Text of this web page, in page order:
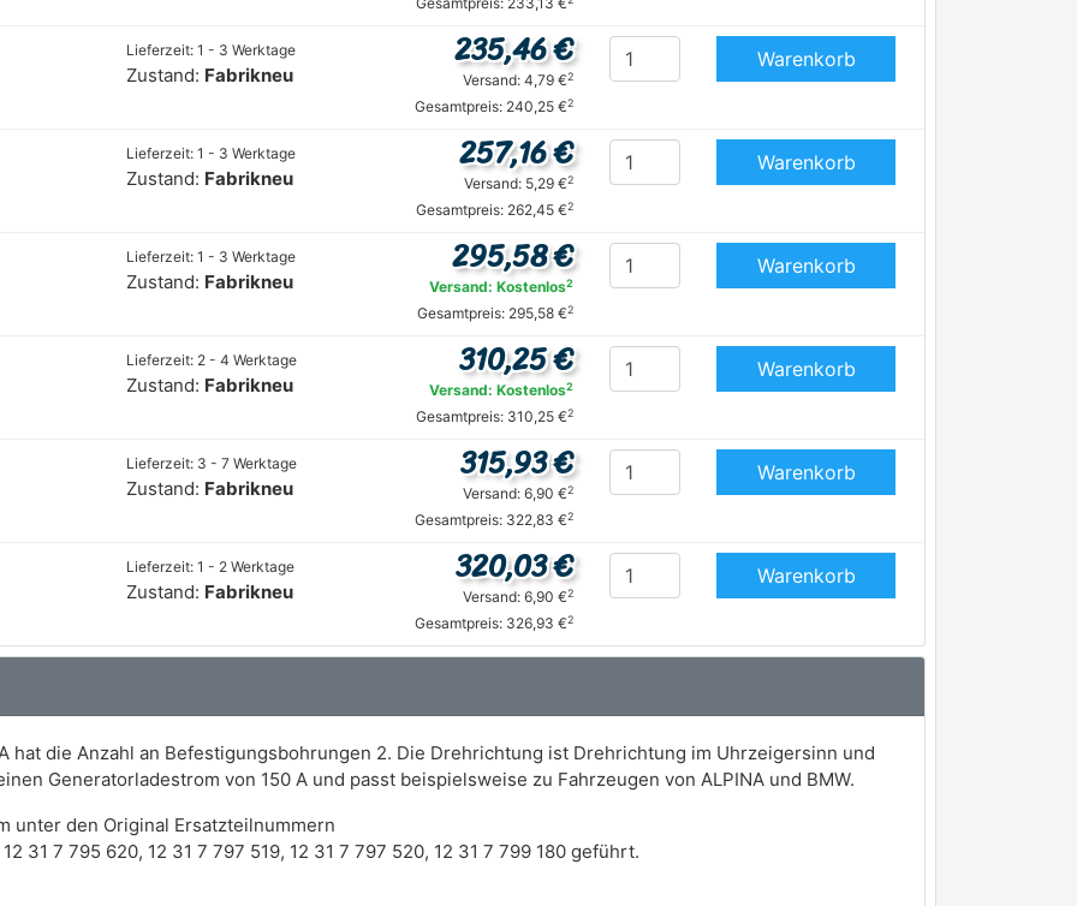
Lieferzeit: 1 - 3 Werktage
Zustand: Fabrikneu
235,46 €
Versand: 4,79 €2
Gesamtpreis: 240,25 €2
Warenkorb
Lieferzeit: 1 - 3 Werktage
Zustand: Fabrikneu
257,16 €
Versand: 5,29 €2
Gesamtpreis: 262,45 €2
Warenkorb
Lieferzeit: 1 - 3 Werktage
Zustand: Fabrikneu
295,58 €
Versand: Kostenlos2
Gesamtpreis: 295,58 €2
Warenkorb
Lieferzeit: 2 - 4 Werktage
Zustand: Fabrikneu
310,25 €
Versand: Kostenlos2
Gesamtpreis: 310,25 €2
Warenkorb
Lieferzeit: 3 - 7 Werktage
Zustand: Fabrikneu
315,93 €
Versand: 6,90 €2
Gesamtpreis: 322,83 €2
Warenkorb
Lieferzeit: 1 - 2 Werktage
Zustand: Fabrikneu
320,03 €
Versand: 6,90 €2
Gesamtpreis: 326,93 €2
Warenkorb
hat die Anzahl an Befestigungsbohrungen 2. Die Drehrichtung ist Drehrichtung im Uhrzeigersinn und
Generatorladestrom von 150 A und passt beispielsweise zu Fahrzeugen von ALPINA und BMW.
unter den Original Ersatzteilnummern
31 7 795 620, 12 31 7 797 519, 12 31 7 797 520, 12 31 7 799 180 geführt.